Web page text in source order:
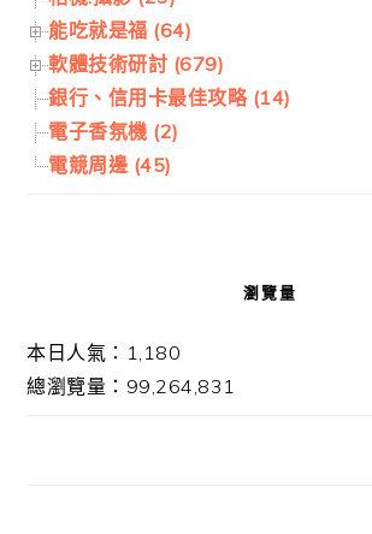
能吃就是福 (64)
軟體技術研討 (679)
銀行、信用卡最佳攻略 (14)
電子香氛機 (2)
電競周邊 (45)
瀏覽量
本日人氣：1,180
總瀏覽量：99,264,831